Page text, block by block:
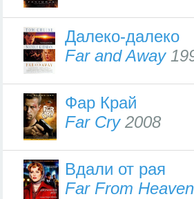
Далеко-далеко
Far and Away
Фар Край
Far Cry2008
Вдали от рая
Far From Heaven